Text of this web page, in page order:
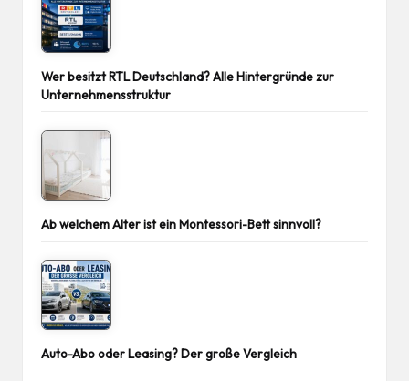
Wer besitzt RTL Deutschland? Alle Hintergründe zur
Unternehmensstruktur
Ab welchem Alter ist ein Montessori-Bett sinnvoll?
Auto-Abo oder Leasing? Der große Vergleich